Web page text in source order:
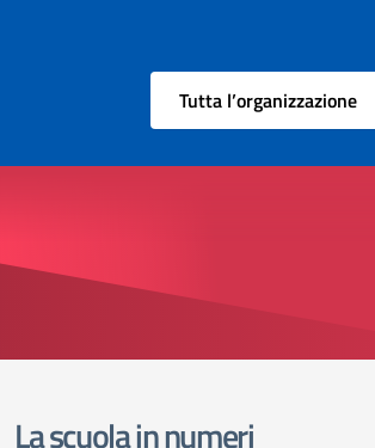
Tutta l’organizzazione
La scuola in numeri